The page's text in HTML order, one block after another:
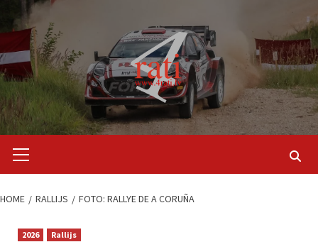
content
Menu
HOME RALLIJS FOTO: RALLYE DE A CORUÑA
2026 Rallijs